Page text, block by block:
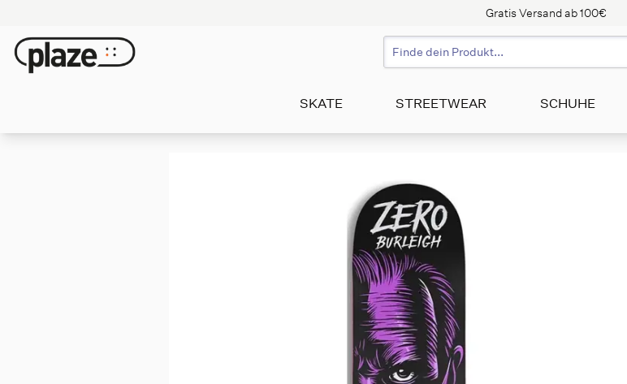
Gratis Versand ab 100€
SKATE STREETWEAR SCHUHE